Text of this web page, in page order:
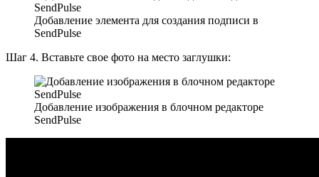
Добавление элемента для создания подписи в
SendPulse
Шаг 4. Вставьте свое фото на место заглушки:
Добавление изображения в блочном редакторе
SendPulse